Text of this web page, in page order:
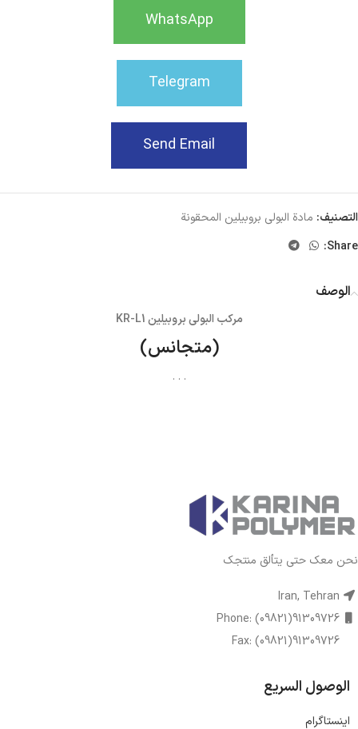
WhatsApp
Telegram
Send Email
التصنيف: مادة البولي بروبيلين المحقونة
Share:
الوصف
مركب البولي بروبيلين KR-L1
(متجانس)
. . .
نحن معك حتى يتألق منتجك
الوصول السريع
اینستاگرام